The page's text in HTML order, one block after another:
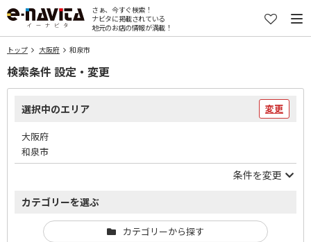
さぁ、今すぐ検索！
ナビタに掲載されている
地元のお店の情報が満載！
トップ 大阪府 和泉市
検索条件 設定・変更
選択中のエリア 変更
大阪府
和泉市
条件を変更
カテゴリーを選ぶ
カテゴリーから探す